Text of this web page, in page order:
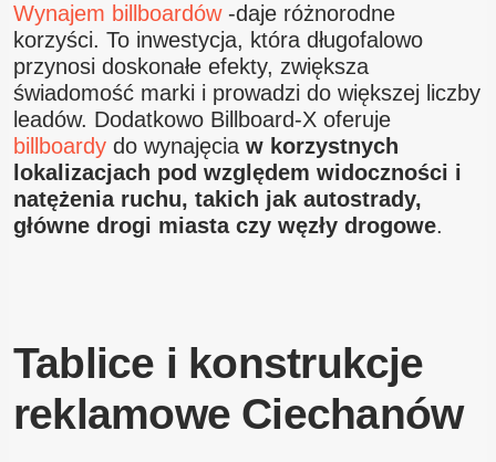
Wynajem billboardów-daje różnorodne
korzyści. To inwestycja, która długofalowo
przynosi doskonałe efekty, zwiększa
świadomość marki i prowadzi do większej liczby
leadów. Dodatkowo Billboard-X oferuje
billboardy do wynajęcia w korzystnych
lokalizacjach pod względem widoczności i
natężenia ruchu, takich jak autostrady,
główne drogi miasta czy węzły drogowe.
Tablice i konstrukcje
reklamowe Ciechanów